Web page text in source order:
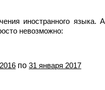
иностранного языка.
невозможно:
по 31 января 2017